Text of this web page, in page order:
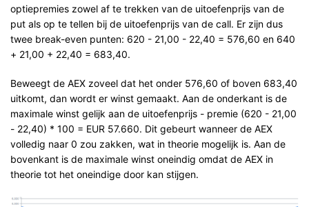
optiepremies zowel af te trekken van de uitoefenprijs van de
put als op te tellen bij de uitoefenprijs van de call. Er zijn dus
twee break-even punten: 620 - 21,00 - 22,40 = 576,60 en 640
+ 21,00 + 22,40 = 683,40.
Beweegt de AEX zoveel dat het onder 576,60 of boven 683,40
uitkomt, dan wordt er winst gemaakt. Aan de onderkant is de
maximale winst gelijk aan de uitoefenprijs - premie (620 - 21,00
- 22,40) * 100 = EUR 57.660. Dit gebeurt wanneer de AEX
volledig naar 0 zou zakken, wat in theorie mogelijk is. Aan de
bovenkant is de maximale winst oneindig omdat de AEX in
theorie tot het oneindige door kan stijgen.